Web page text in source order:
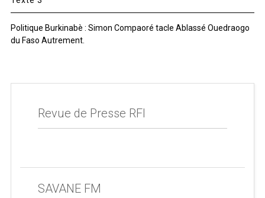
Politique Burkinabè : Simon Compaoré tacle Ablassé Ouedraogo
du Faso Autrement.
Revue de Presse RFI
SAVANE FM